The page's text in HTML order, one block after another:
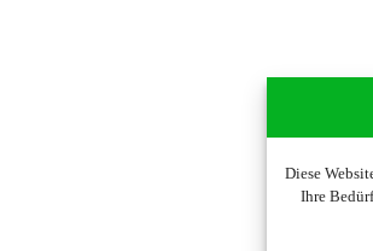
Diese
Ihre